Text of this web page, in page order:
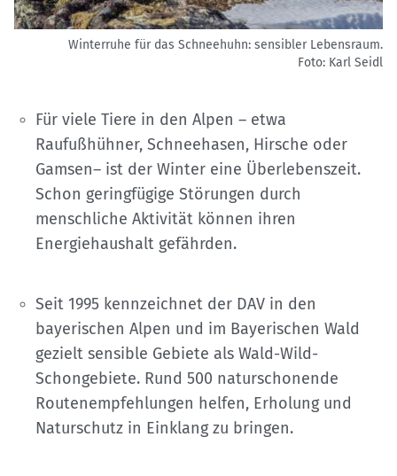
Winterruhe für das Schneehuhn: sensibler Lebensraum.
Foto: Karl Seidl
Für viele Tiere in den Alpen – etwa
Raufußhühner, Schneehasen, Hirsche oder
Gamsen– ist der Winter eine Überlebenszeit.
Schon geringfügige Störungen durch
menschliche Aktivität können ihren
Energiehaushalt gefährden.
Seit 1995 kennzeichnet der DAV in den
bayerischen Alpen und im Bayerischen Wald
gezielt sensible Gebiete als Wald-Wild-
Schongebiete. Rund 500 naturschonende
Routenempfehlungen helfen, Erholung und
Naturschutz in Einklang zu bringen.